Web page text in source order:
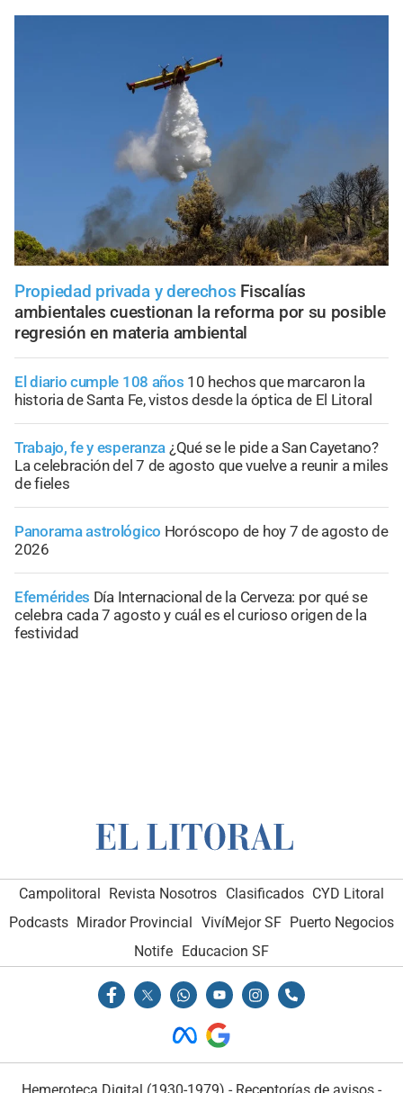
Propiedad privada y derechos Fiscalías
ambientales cuestionan la reforma por su posible
regresión en materia ambiental
El diario cumple 108 años 10 hechos que marcaron la
historia de Santa Fe, vistos desde la óptica de El Litoral
Trabajo, fe y esperanza ¿Qué se le pide a San Cayetano?
La celebración del 7 de agosto que vuelve a reunir a miles
de fieles
Panorama astrológico Horóscopo de hoy 7 de agosto de
2026
Efemérides Día Internacional de la Cerveza: por qué se
celebra cada 7 agosto y cuál es el curioso origen de la
festividad
Campolitoral Revista Nosotros Clasificados CYD Litoral
Podcasts Mirador Provincial VivíMejor SF Puerto Negocios
Notife Educacion SF
Hemeroteca Digital (1930-1979) - Receptorías de avisos -